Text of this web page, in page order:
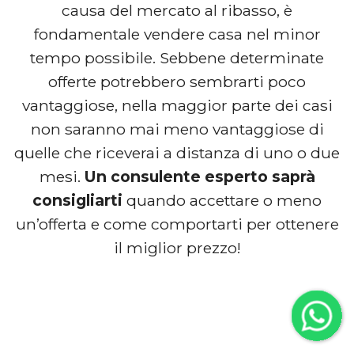
causa del mercato al ribasso, è
fondamentale vendere casa nel minor
tempo possibile. Sebbene determinate
offerte potrebbero sembrarti poco
vantaggiose, nella maggior parte dei casi
non saranno mai meno vantaggiose di
quelle che riceverai a distanza di uno o due
mesi. Un consulente esperto saprà
consigliarti quando accettare o meno
un’offerta e come comportarti per ottenere
il miglior prezzo!